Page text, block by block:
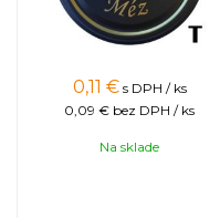
0,11 € s DPH / ks
0,09 € bez DPH / ks
Na sklade